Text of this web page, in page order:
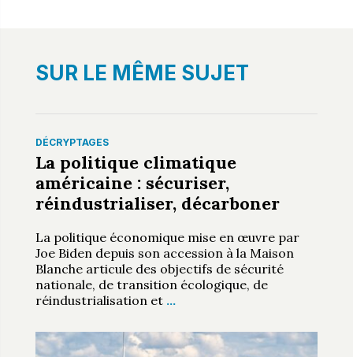
SUR LE MÊME SUJET
DÉCRYPTAGES
La politique climatique
américaine : sécuriser,
réindustrialiser, décarboner
La politique économique mise en œuvre par
Joe Biden depuis son accession à la Maison
Blanche articule des objectifs de sécurité
nationale, de transition écologique, de
réindustrialisation et …